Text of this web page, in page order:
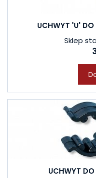
UCHWYT 'U'
Sklep
UCHWYT